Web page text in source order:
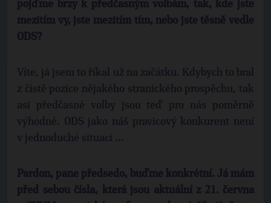
pojďme brzy k předčasným volbám, tak, kde jste
mezitím vy, jste mezitím tím, nebo jste těsně vedle
ODS?
Víte, já jsem to říkal už na začátku. Kdybych to bral
z čistě pozice nějakého stranického prospěchu, tak
asi předčasné volby jsou teď pro nás poměrně
výhodné. ODS jako náš pravicový konkurent není
v jednoduché situaci ...
Pardon, pane předsedo, buďme konkrétní. Já mám
před sebou čísla, která jsou aktuální z 21. června